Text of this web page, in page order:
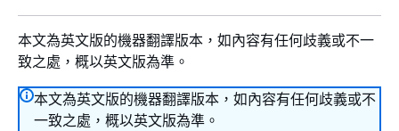
本文為英文版的機器翻譯版本，如內容有任何歧義或不一
致之處，概以英文版為準。
本文為英文版的機器翻譯版本，如內容有任何歧義或不
一致之處，概以英文版為準。